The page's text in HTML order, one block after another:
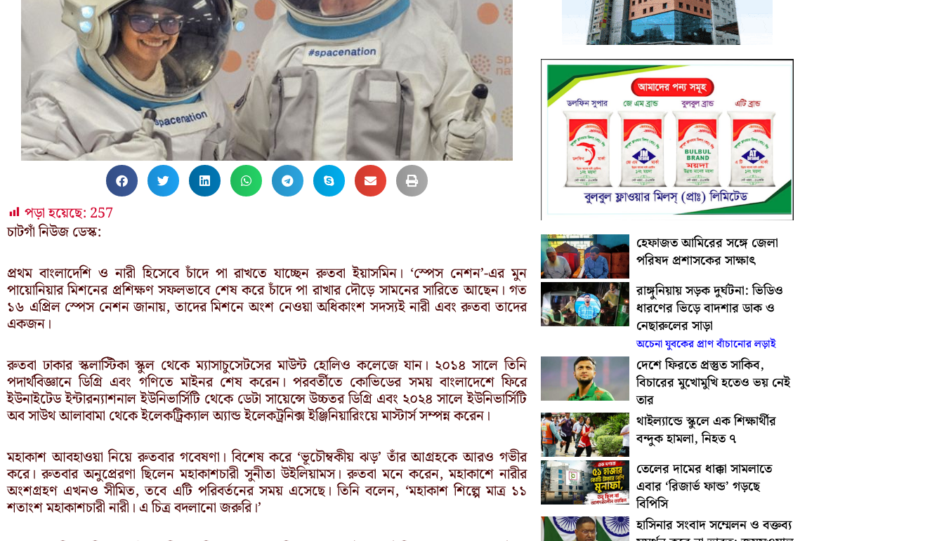
পড়া হয়েছে: 257
চাটগাঁ নিউজ ডেস্ক:
প্রথম বাংলাদেশি ও নারী হিসেবে চাঁদে পা রাখতে যাচ্ছেন রুতবা ইয়াসমিন। ‘স্পেস নেশন’-এর মুন
পায়োনিয়ার মিশনের প্রশিক্ষণ সফলভাবে শেষ করে চাঁদে পা রাখার দৌড়ে সামনের সারিতে আছেন। গত
১৬ এপ্রিল স্পেস নেশন জানায়, তাদের মিশনে অংশ নেওয়া অধিকাংশ সদস্যই নারী এবং রুতবা তাদের
একজন।
রুতবা ঢাকার স্কলাস্টিকা স্কুল থেকে ম্যাসাচুসেটসের মাউন্ট হোলিও কলেজে যান। ২০১৪ সালে তিনি
পদার্থবিজ্ঞানে ডিগ্রি এবং গণিতে মাইনর শেষ করেন। পরবর্তীতে কোভিডের সময় বাংলাদেশে ফিরে
ইউনাইটেড ইন্টারন্যাশনাল ইউনিভার্সিটি থেকে ডেটা সায়েন্সে উচ্চতর ডিগ্রি এবং ২০২৪ সালে ইউনিভার্সিটি
অব সাউথ আলাবামা থেকে ইলেকট্রিক্যাল অ্যান্ড ইলেকট্রনিক্স ইঞ্জিনিয়ারিংয়ে মাস্টার্স সম্পন্ন করেন।
মহাকাশ আবহাওয়া নিয়ে রুতবার গবেষণা। বিশেষ করে ‘ভূচৌম্বকীয় ঝড়’ তাঁর আগ্রহকে আরও গভীর
করে। রুতবার অনুপ্রেরণা ছিলেন মহাকাশচারী সুনীতা উইলিয়ামস। রুতবা মনে করেন, মহাকাশে নারীর
অংশগ্রহণ এখনও সীমিত, তবে এটি পরিবর্তনের সময় এসেছে। তিনি বলেন, ‘মহাকাশ শিল্পে মাত্র ১১
শতাংশ মহাকাশচারী নারী। এ চিত্র বদলানো জরুরি।’
হেফাজত আমিরের সঙ্গে জেলা
পরিষদ প্রশাসকের সাক্ষাৎ
রাঙ্গুনিয়ায় সড়ক দুর্ঘটনা: ভিডিও
ধারণের ভিড়ে বাদশার ডাক ও
নেছারুলের সাড়া
অচেনা যুবকের প্রাণ বাঁচানোর লড়াই
দেশে ফিরতে প্রস্তুত সাকিব,
বিচারের মুখোমুখি হতেও ভয় নেই
তার
থাইল্যান্ডে স্কুলে এক শিক্ষার্থীর
বন্দুক হামলা, নিহত ৭
তেলের দামের ধাক্কা সামলাতে
এবার ‘রিজার্ভ ফান্ড’ গড়ছে
বিপিসি
হাসিনার সংবাদ সম্মেলন ও বক্তব্য